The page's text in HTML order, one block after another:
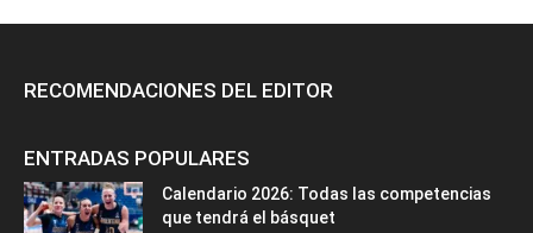
RECOMENDACIONES DEL EDITOR
ENTRADAS POPULARES
Calendario 2026: Todas las competencias
que tendrá el básquet